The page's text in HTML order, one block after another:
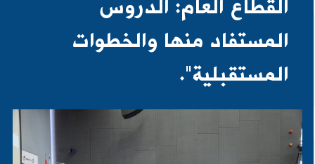
القطاع العام: الدروس
المستفاد منها والخطوات
المستقبلية".